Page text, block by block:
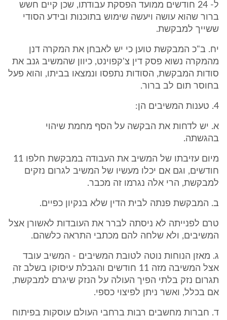
ל- 24 חודשים ממועד הפסקת עבודתו, שכן קיים חשש
ברור שהוא עושה ויעשה שימוש בתוכנות ובידע הסודי
ששייך למבקשת.
יח. ב"כ המבקשת טוען כי יש לאבחן את המקרה דנן
מהמקרה נשוא פסק דין צ'קפוינט, כיוון שהמשיב גנב את
סודות המבקשת, הסודות נתפסו ונמצאו בביתו, והוא פעל
בחוסר תום לב ברור.
4. טענות המשיבים הן:
א. יש לדחות את הבקשה על הסף מחמת שיהוי
בהגשתה.
מיום עזיבתו של המשיב את העבודה במבקשת חלפו 11
חודשים, וגם אם יכלו מעשיו של המשיב לגרום נזקים
למבקשת, הרי אלה נגרמו זה מכבר.
ב. המבקשת פנתה לבית הדין שלא בנקיון כפיים.
טרם לפנייתה לא ניסתה לברר את העובדות לאשורן אצל
המשיבים, ולא שלחה להם מכתבי התראה כלשהם.
ג. מאזן הנוחות נוטה לטובת המשיבים - המשיב עובד
אצל המשיבה מזה 11 חודשים והגבלת עיסוקו בשלב זה
תגרום נזק בלתי הפיך העולה על הנזק שיגרם למבקשת,
אם בכלל, ואשר ניתן לפיצוי כספי.
ד. חברות מחשבים רבות ברחבי העולם עוסקות בפיתוח